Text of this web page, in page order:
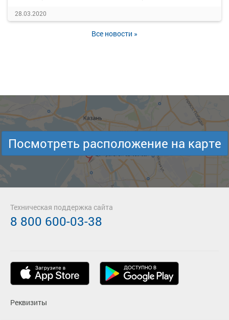
28.03.2020
Все новости »
Посмотреть расположение на карте
Реквизиты
Техническая поддержка сайта
8 800 600-03-38